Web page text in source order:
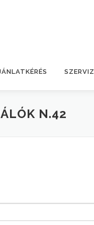
SZERVIZ
N.42